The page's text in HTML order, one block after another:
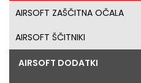
AIRSOFT ZAŠČITNA OČALA
AIRSOFT ŠČITNIKI
AIRSOFT DODATKI